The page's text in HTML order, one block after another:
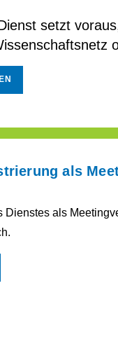
setzt
als
Dienstes als